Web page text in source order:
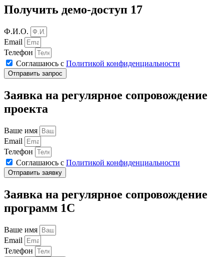
Получить демо-доступ 17
Ф.И.О.
Email
Телефон
Соглашаюсь с Политикой конфиденциальности
Отправить запрос
Заявка на регулярное сопровождение
проекта
Ваше имя
Email
Телефон
Соглашаюсь с Политикой конфиденциальности
Отправить заявку
Заявка на регулярное сопровождение
программ 1С
Ваше имя
Email
Телефон